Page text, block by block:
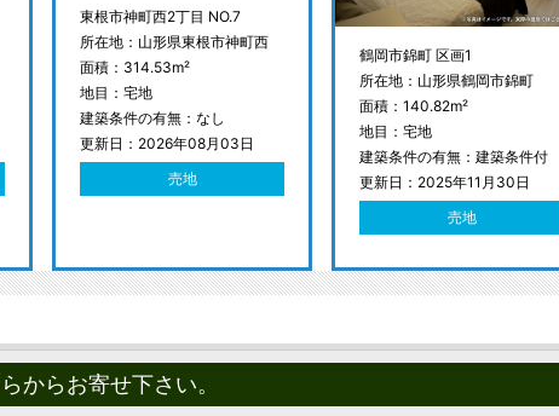
東根市神町西2丁目 NO.7
所在地：山形県東根市神町西
面積：314.53m²
地目：宅地
建築条件の有無：なし
更新日：2026年08月03日
売地
鶴岡市錦町 区画1
所在地：山形県鶴岡市錦町
面積：140.82m²
地目：宅地
建築条件の有無：建築条件付
更新日：2025年11月30日
売地
からお寄せ下さい。